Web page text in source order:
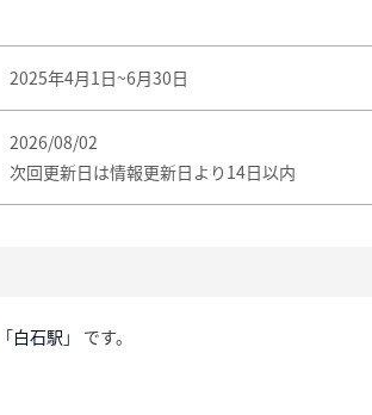
2025年4月1日~6月30日
2026/08/02
次回更新日は情報更新日より14日以内
「白石駅 」 です。